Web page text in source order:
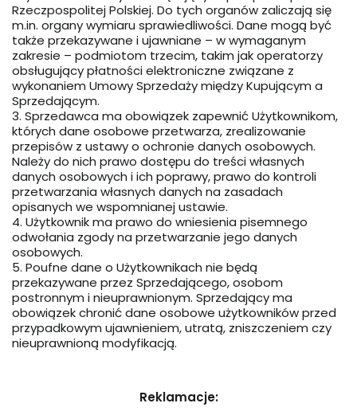
Rzeczpospolitej Polskiej. Do tych organów zaliczają się
m.in. organy wymiaru sprawiedliwości. Dane mogą być
także przekazywane i ujawniane – w wymaganym
zakresie – podmiotom trzecim, takim jak operatorzy
obsługujący płatności elektroniczne związane z
wykonaniem Umowy Sprzedaży między Kupującym a
Sprzedającym.
3. Sprzedawca ma obowiązek zapewnić Użytkownikom,
których dane osobowe przetwarza, zrealizowanie
przepisów z ustawy o ochronie danych osobowych.
Należy do nich prawo dostępu do treści własnych
danych osobowych i ich poprawy, prawo do kontroli
przetwarzania własnych danych na zasadach
opisanych we wspomnianej ustawie.
4. Użytkownik ma prawo do wniesienia pisemnego
odwołania zgody na przetwarzanie jego danych
osobowych.
5. Poufne dane o Użytkownikach nie będą
przekazywane przez Sprzedającego, osobom
postronnym i nieuprawnionym. Sprzedający ma
obowiązek chronić dane osobowe użytkowników przed
przypadkowym ujawnieniem, utratą, zniszczeniem czy
nieuprawnioną modyfikacją.
Reklamacje: